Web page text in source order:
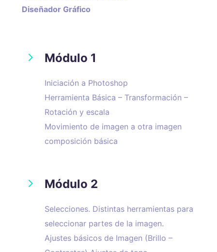
Diseñador Gráfico
5 Módulo 1
Iniciación a Photoshop
Herramienta Básica – Transformación –
Rotación y escala
Movimiento de imagen a otra imagen
composición básica
5 Módulo 2
Selecciones. Distintas herramientas para
seleccionar partes de la imagen.
Ajustes básicos de Imagen (Brillo –